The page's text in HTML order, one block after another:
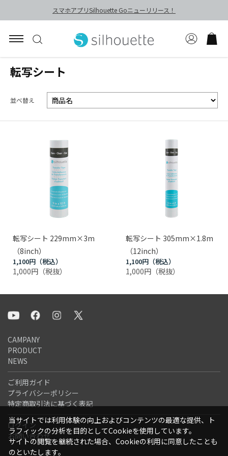
スマホアプリSilhouette Goニューリリース！
転写シート
並べ替え
転写シート 229mm×3m
（8inch）
1,100円
1,000円
転写シート 305mm×1.8m
（12inch）
1,100円
1,000円
CAMPANY
PRODUCT
NEWS
ご利用ガイド
プライバシーポリシー
特定商取引法に基づく表記
ログイン
お問い合わせ
当サイトでは利用体験の向上およびコンテンツの最適な提供、ト
ラフィックの分析を目的としてCookieを使用しています。
サイトの閲覧を継続された場合、Cookieの利用に同意したことも
のといたします。